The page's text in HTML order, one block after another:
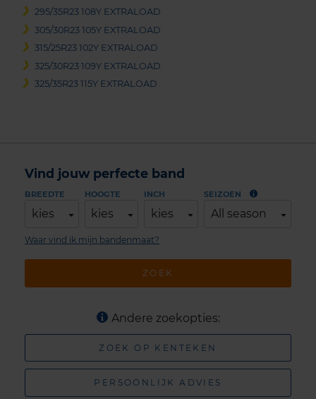
295/35R23 108Y EXTRALOAD
305/30R23 105Y EXTRALOAD
315/25R23 102Y EXTRALOAD
325/30R23 109Y EXTRALOAD
325/35R23 115Y EXTRALOAD
Vind jouw perfecte band
BREEDTE
kies
HOOGTE
kies
INCH
kies
SEIZOEN
All season
ZOEK
Waar vind ik mijn bandenmaat?
Andere zoekopties:
ZOEK OP KENTEKEN
PERSOONLIJK ADVIES